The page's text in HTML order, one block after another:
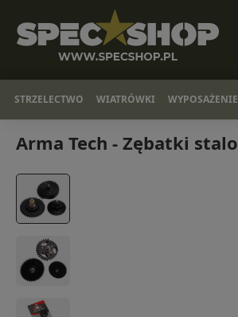
STRZELECTWO WIATRÓWKI
Arma Tech - Zębatki